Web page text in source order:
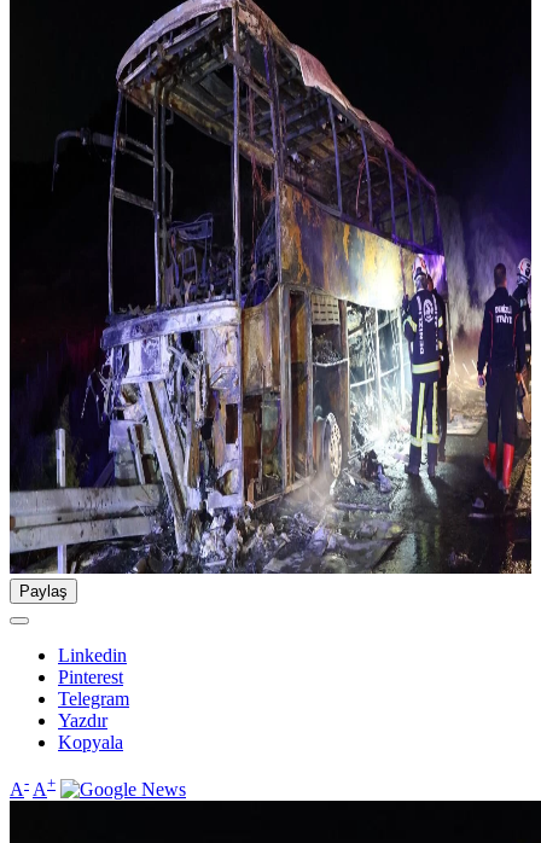
Paylaş
Linkedin
Pinterest
Telegram
Yazdır
Kopyala
A- A+